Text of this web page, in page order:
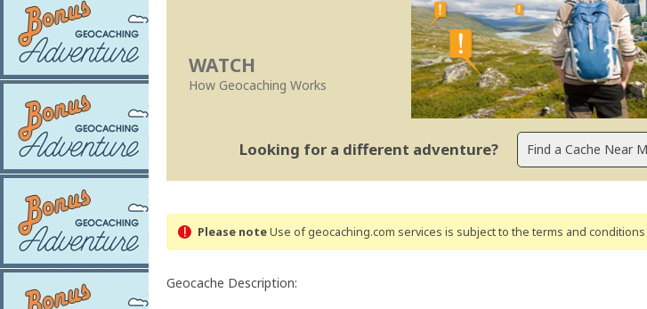
WATCH
How Geocaching Works
Looking for a different adventure?
Please noteUse of geocaching.com services is subject to the terms and conditions
Geocache Description: